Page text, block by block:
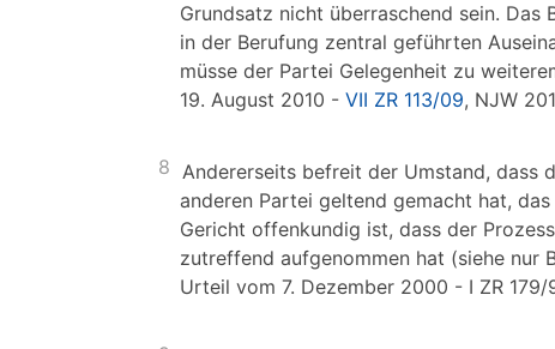
Grundsatz nicht überraschend sein.
in der Berufung zentral geführten
müsse der Partei Gelegenheit zu
19. August 2010 - VII ZR 113/09, NJW
8 Andererseits befreit der Umstand, dass
anderen Partei geltend gemacht hat,
Gericht offenkundig ist, dass der
zutreffend aufgenommen hat (siehe nur
Urteil vom 7. Dezember 2000 - I ZR